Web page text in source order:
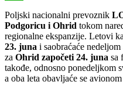
WhatsApp
Poljski nacionalni prevoznik
Podgoricu i Ohrid tokom
regionalne ekspanzije. Letovi ka
23. juna i saobraćaće nedeljom
za Ohrid započeti 24. juna sa
takođe, odnosno ponedeljkom
a oba leta obavljaće se